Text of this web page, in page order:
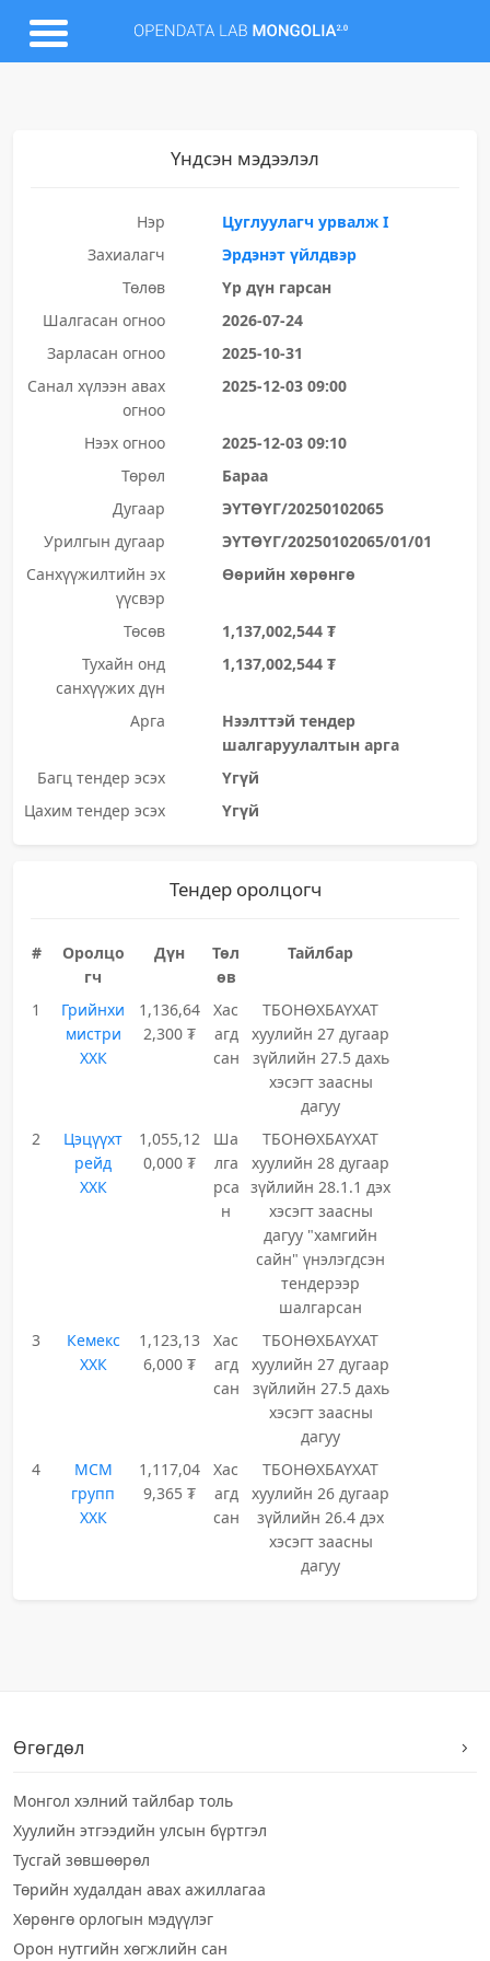
Үндсэн мэдээлэл
Нэр
Цуглуулагч урвалж I
Захиалагч
Эрдэнэт үйлдвэр
Төлөв
Үр дүн гарсан
Шалгасан огноо
2026-07-24
Зарласан огноо
2025-10-31
Санал хүлээн авах
огноо
2025-12-03 09:00
Нээх огноо
2025-12-03 09:10
Төрөл
Бараа
Дугаар
ЭҮТӨҮГ/20250102065
Урилгын дугаар
ЭҮТӨҮГ/20250102065/01/01
Санхүүжилтийн эх
үүсвэр
Өөрийн хөрөнгө
Төсөв
1,137,002,544 ₮
Тухайн онд
санхүүжих дүн
1,137,002,544 ₮
Арга
Нээлттэй тендер
шалгаруулалтын арга
Багц тендер эсэх
Үгүй
Цахим тендер эсэх
Үгүй
Тендер оролцогч
#
Оролцо
гч
Дүн
Төл
өв
Тайлбар
1
Грийнхи
мистри
ХХК
1,136,64
2,300 ₮
Хас
агд
сан
ТБОНӨХБАҮХАТ
хуулийн 27 дугаар
зүйлийн 27.5 дахь
хэсэгт заасны
дагуу
2
Цэцүүхт
рейд
ХХК
1,055,12
0,000 ₮
Ша
лга
рса
н
ТБОНӨХБАҮХАТ
хуулийн 28 дугаар
зүйлийн 28.1.1 дэх
хэсэгт заасны
дагуу "хамгийн
сайн" үнэлэгдсэн
тендерээр
шалгарсан
3
Кемекс
ХХК
1,123,13
6,000 ₮
Хас
агд
сан
ТБОНӨХБАҮХАТ
хуулийн 27 дугаар
зүйлийн 27.5 дахь
хэсэгт заасны
дагуу
4
МСМ
групп
ХХК
1,117,04
9,365 ₮
Хас
агд
сан
ТБОНӨХБАҮХАТ
хуулийн 26 дугаар
зүйлийн 26.4 дэх
хэсэгт заасны
дагуу
Өгөгдөл
Монгол хэлний тайлбар толь
Хуулийн этгээдийн улсын бүртгэл
Тусгай зөвшөөрөл
Төрийн худалдан авах ажиллагаа
Хөрөнгө орлогын мэдүүлэг
Орон нутгийн хөгжлийн сан